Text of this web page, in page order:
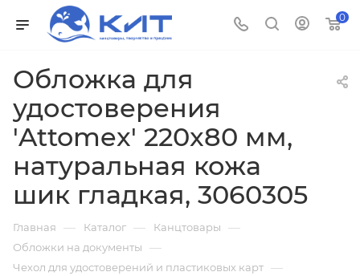
0
Обложка для
удостоверения
'Attomex' 220x80 мм,
натуральная кожа
шик гладкая, 3060305
Главная — Каталог — Канцтовары —
Обложки на документы —
Чехол для удостоверений и пластиковых карт —